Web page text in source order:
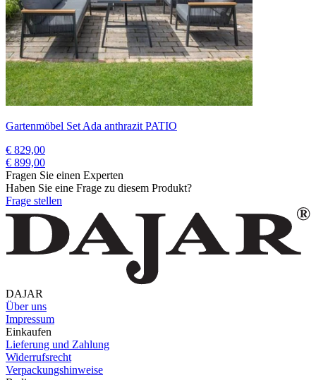
Gartenmöbel Set Ada anthrazit PATIO
€ 829,00
€ 899,00
Fragen Sie einen Experten
Haben Sie eine Frage zu diesem Produkt?
Frage stellen
DAJAR
Über uns
Impressum
Einkaufen
Lieferung und Zahlung
Widerrufsrecht
Verpackungshinweise